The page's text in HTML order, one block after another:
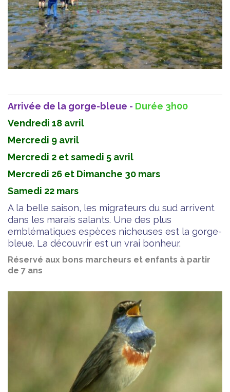
Arrivée de la gorge-bleue - Durée 3h00
Vendredi 18 avril
Mercredi 9 avril
Mercredi 2 et samedi 5 avril
Mercredi 26 et Dimanche 30 mars
Samedi 22 mars
A la belle saison, les migrateurs du sud arrivent
dans les marais salants. Une des plus
emblématiques espèces nicheuses est la gorge-
bleue. La découvrir est un vrai bonheur.
Réservé aux bons marcheurs et enfants à partir
de 7 ans